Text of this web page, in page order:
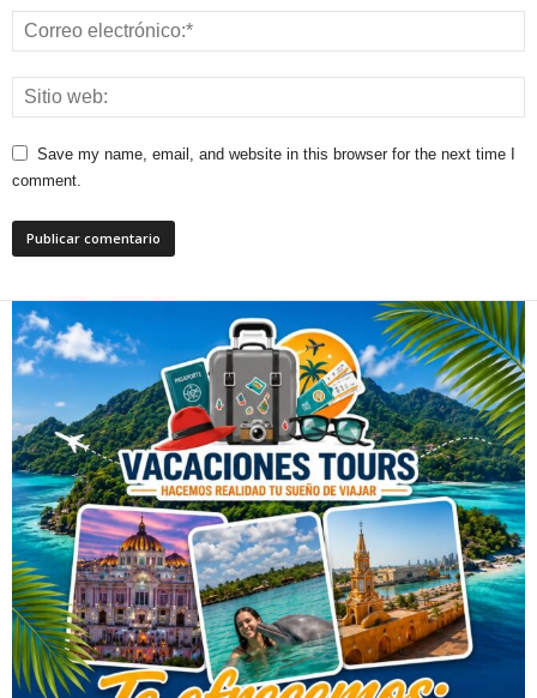
Save my name, email, and website in this browser for the next time I
comment.